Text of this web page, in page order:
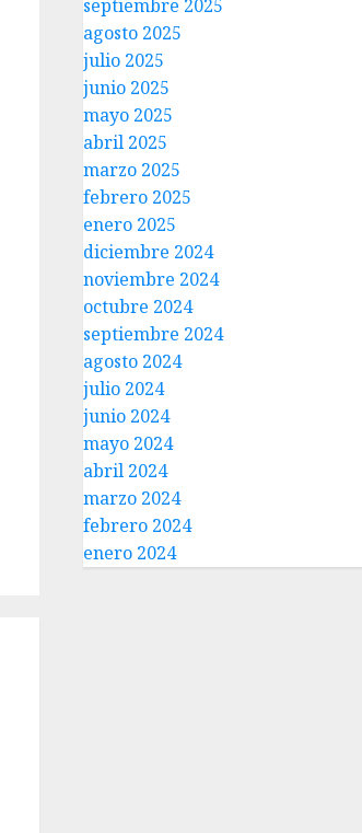
septiembre 2025
agosto 2025
julio 2025
junio 2025
mayo 2025
abril 2025
marzo 2025
febrero 2025
enero 2025
diciembre 2024
noviembre 2024
octubre 2024
septiembre 2024
agosto 2024
julio 2024
junio 2024
mayo 2024
abril 2024
marzo 2024
febrero 2024
enero 2024